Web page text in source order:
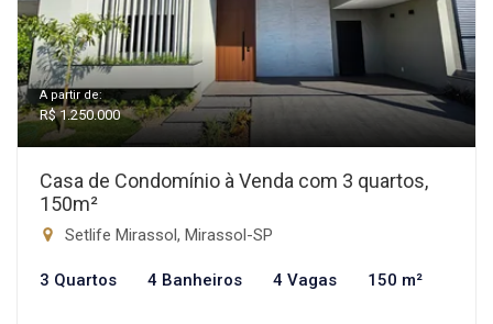
A partir de:
R$ 1.250.000
Casa de Condomínio à Venda com 3 quartos,
150m²
Setlife Mirassol, Mirassol-SP
3 Quartos 4 Banheiros 4 Vagas 150 m²